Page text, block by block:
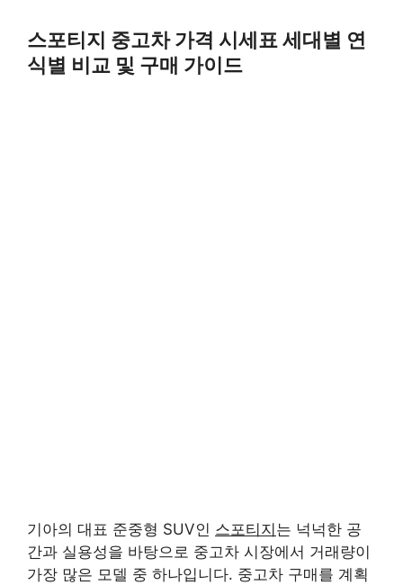
content
스포티지 중고차 가격 시세표 세대별 연
식별 비교 및 구매 가이드
기아의 대표 준중형 SUV인 스포티지 는 넉넉한 공
간과 실용성을 바탕으로 중고차 시장에서 거래량이
가장 많은 모델 중 하나입니다. 중고차 구매를 계획